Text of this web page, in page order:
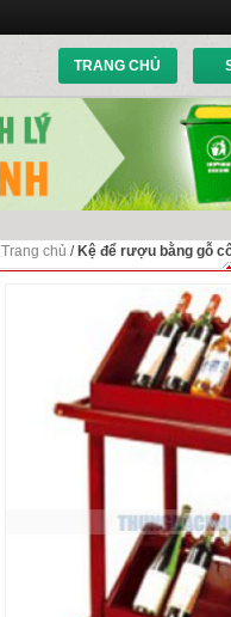
TRANG CHỦ
Trang chủ / Kệ để rượu bằng gỗ